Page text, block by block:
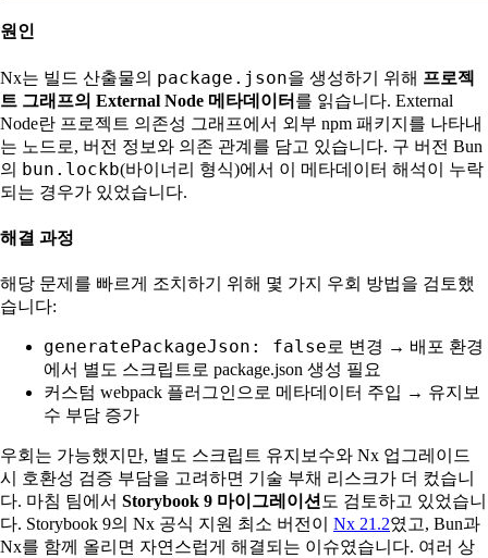
원인
Nx는 빌드 산출물의 package.json을 생성하기 위해 프로젝
트 그래프의 External Node 메타데이터 를 읽습니다. External
Node란 프로젝트 의존성 그래프에서 외부 npm 패키지를 나타내
는 노드로, 버전 정보와 의존 관계를 담고 있습니다. 구 버전 Bun
의 bun.lockb(바이너리 형식)에서 이 메타데이터 해석이 누락
되는 경우가 있었습니다.
해결 과정
해당 문제를 빠르게 조치하기 위해 몇 가지 우회 방법을 검토했
습니다:
generatePackageJson: false로 변경 → 배포 환경
에서 별도 스크립트로 package.json 생성 필요
커스텀 webpack 플러그인으로 메타데이터 주입 → 유지보
수 부담 증가
우회는 가능했지만, 별도 스크립트 유지보수와 Nx 업그레이드
시 호환성 검증 부담을 고려하면 기술 부채 리스크가 더 컸습니
다. 마침 팀에서 Storybook 9 마이그레이션 도 검토하고 있었습니
다. Storybook 9의 Nx 공식 지원 최소 버전이 Nx 21.2였고, Bun과
Nx를 함께 올리면 자연스럽게 해결되는 이슈였습니다. 여러 상